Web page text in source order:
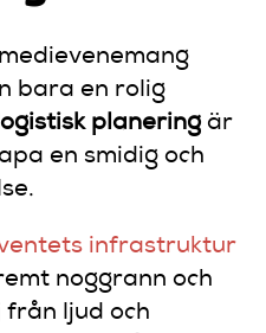
bara en rolig
planering är
en smidig och
infrastruktur
noggrann och
ljud och